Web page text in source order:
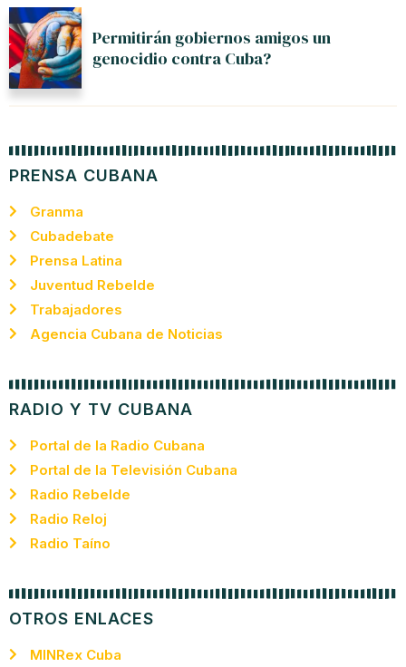
Permitirán gobiernos amigos un
genocidio contra Cuba?
PRENSA CUBANA
Granma
Cubadebate
Prensa Latina
Juventud Rebelde
Trabajadores
Agencia Cubana de Noticias
RADIO Y TV CUBANA
Portal de la Radio Cubana
Portal de la Televisión Cubana
Radio Rebelde
Radio Reloj
Radio Taíno
OTROS ENLACES
MINRex Cuba